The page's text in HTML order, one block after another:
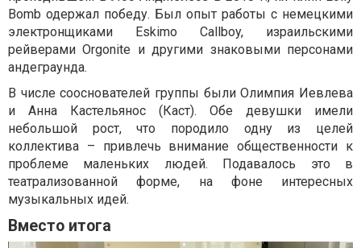
Bomb одержал победу. Был опыт работы с немецкими
электронщиками Eskimo Callboy, израильскими
рейверами Orgonite и другими знаковыми персонами
андеграунда.
В числе сооснователей группы были Олимпия Иевлева
и Анна Кастельянос (Каст). Обе девушки имели
небольшой рост, что породило одну из целей
коллектива – привлечь внимание общественности к
проблеме маленьких людей. Подавалось это в
театрализованной форме, на фоне интересных
музыкальных идей.
Вместо итога